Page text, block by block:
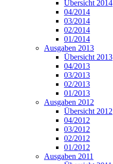
Übersicht 2014
04/2014
03/2014
02/2014
01/2014
Ausgaben 2013
Übersicht 2013
04/2013
03/2013
02/2013
01/2013
Ausgaben 2012
Übersicht 2012
04/2012
03/2012
02/2012
01/2012
Ausgaben 2011